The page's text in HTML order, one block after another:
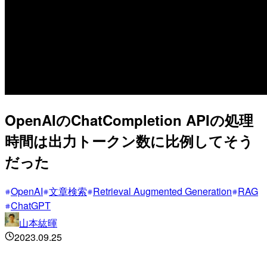
OpenAIのChatCompletion APIの処理
時間は出力トークン数に比例してそう
だった
OpenAI 文章検索 Retrieval Augmented Generation RAG
ChatGPT
山本紘暉
2023.09.25